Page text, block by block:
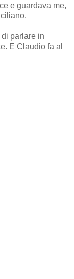
e guardava me,
parlare in
E Claudio fa al